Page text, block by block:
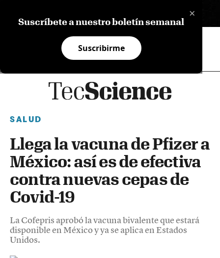
×
Suscríbete a nuestro boletín semanal
Suscribirme
SALUD
Llega la vacuna de Pfizer a
México: así es de efectiva
contra nuevas cepas de
Covid-19
La Cofepris aprobó la vacuna bivalente que estará
disponible en México y ya se aplica en Estados
Unidos.